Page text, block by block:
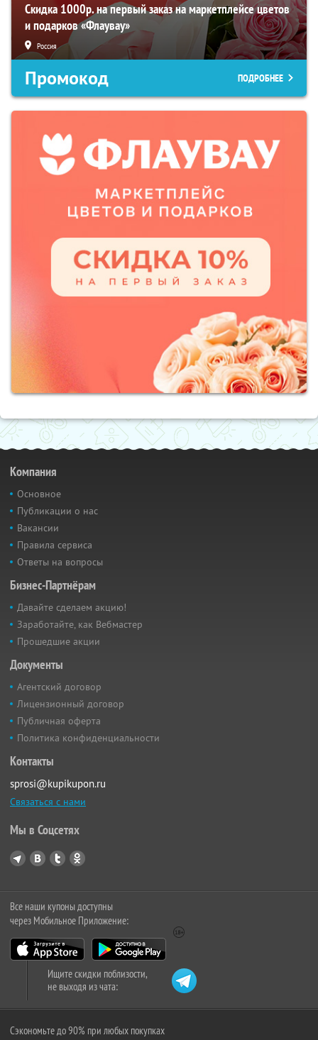
Скидка 1000р. на первый заказ на маркетплейсе цветов
и подарков «Флаувау»
Россия
Промокод ПОДРОБНЕЕ
Компания
Основное
Публикации о нас
Вакансии
Правила сервиса
Ответы на вопросы
Бизнес-Партнёрам
Давайте сделаем акцию!
Заработайте, как Вебмастер
Прошедшие акции
Документы
Агентский договор
Лицензионный договор
Публичная оферта
Политика конфиденциальности
Контакты
sprosi@kupikupon.ru
Связаться с нами
Мы в Соцсетях
Все наши купоны доступны
через Мобильное Приложение:
Ищите скидки поблизости,
не выходя из чата:
Сэкономьте до 90% при любых покупках